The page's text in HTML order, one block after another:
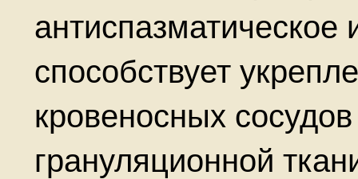
антиспазматическое
способствует
кровеносных
грануляционной